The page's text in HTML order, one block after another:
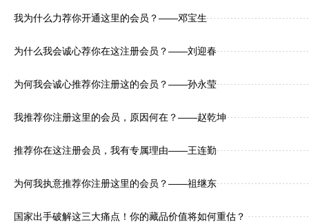
我为什么力荐你开通这里的会员？——邓宝生
为什么我会诚心荐你在这注册会员？——刘迎春
为何我会诚心推荐你注册这的会员？——孙永莹
我推荐你注册这里的会员，原因何在？——赵乾坤
推荐你在这注册会员，我有专属理由——王连勤
为何我执意推荐你注册这里的会员？——祖继东
国家出手破解这三大痛点！你的藏品价值将如何重估？